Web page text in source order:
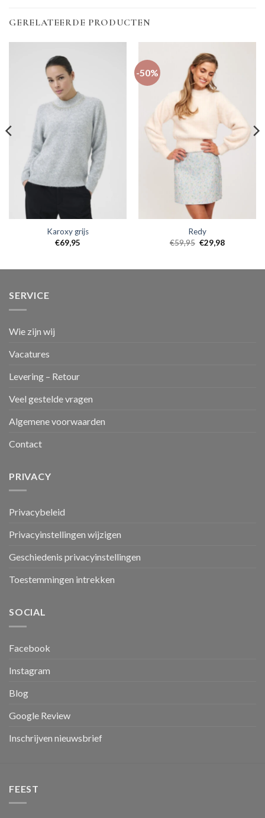
GERELATEERDE PRODUCTEN
Karoxy grijs
€69,95
-50%
Redy
€59,95 €29,98
SERVICE
Wie zijn wij
Vacatures
Levering – Retour
Veel gestelde vragen
Algemene voorwaarden
Contact
PRIVACY
Privacybeleid
Privacyinstellingen wijzigen
Geschiedenis privacyinstellingen
Toestemmingen intrekken
SOCIAL
Facebook
Instagram
Blog
Google Review
Inschrijven nieuwsbrief
FEEST